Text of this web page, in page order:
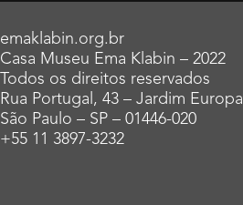
emaklabin.org.br
Casa Museu Ema Klabin – 2022
Todos os direitos reservados
Rua Portugal, 43 – Jardim Europa
São Paulo – SP – 01446-020
+55 11 3897-3232